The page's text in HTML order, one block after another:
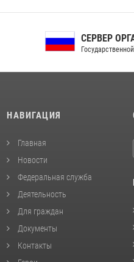
СЕРВЕР ОРГАНОВ
Государственной власти РФ
НАВИГАЦИЯ
Главная
Новости
Федеральная служба
Деятельность
Для граждан
Документы
Контакты